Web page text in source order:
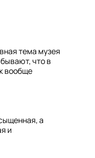
тема музея
что в
вообще
а
и